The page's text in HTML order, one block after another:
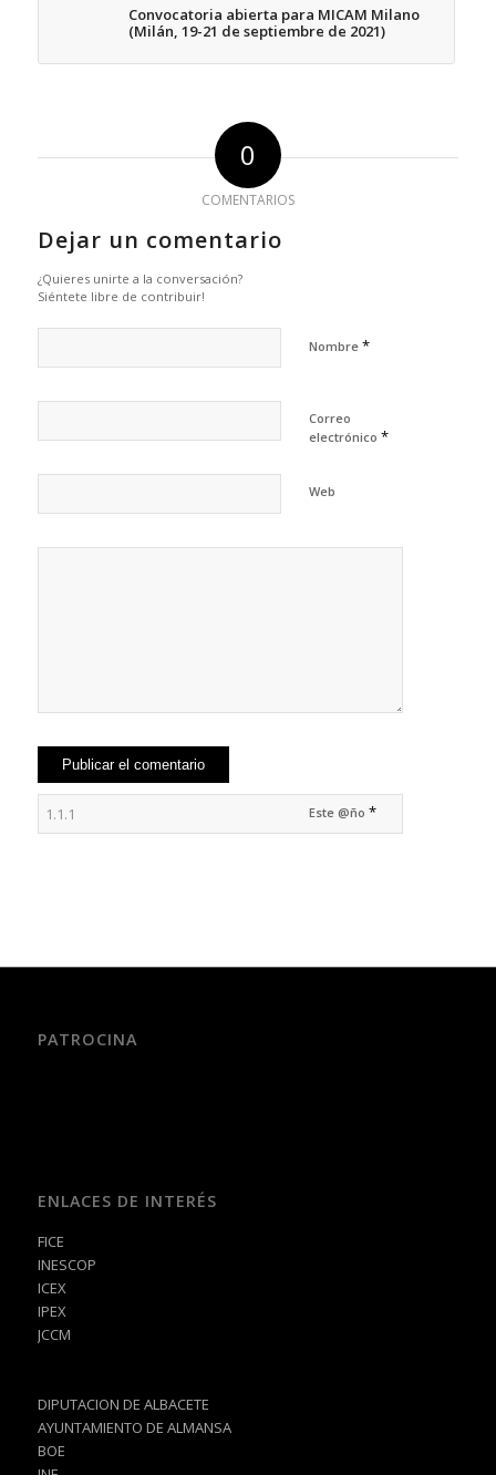
Convocatoria abierta para MICAM Milano
(Milán, 19-21 de septiembre de 2021)
0
COMENTARIOS
Dejar un comentario
¿Quieres unirte a la conversación?
Siéntete libre de contribuir!
Nombre *
Correo
electrónico *
Web
Este @ño *
PATROCINA
ENLACES DE INTERÉS
FICE
INESCOP
ICEX
IPEX
JCCM
DIPUTACION DE ALBACETE
AYUNTAMIENTO DE ALMANSA
BOE